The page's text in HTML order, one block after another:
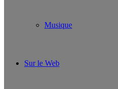
Musique
Sur le Web